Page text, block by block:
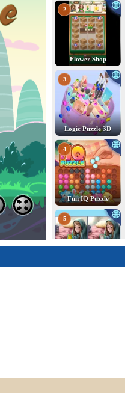
2
Flower Shop
3
Logic Puzzle 3D
4
Fun IQ Puzzle
5
Purr tour Find differences